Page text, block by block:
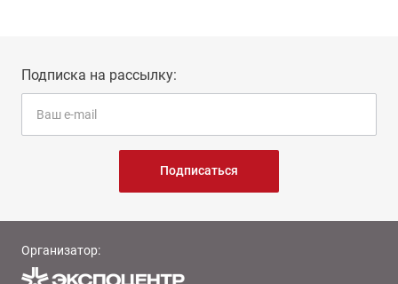
Подписка на рассылку:
Подписаться
Организатор: